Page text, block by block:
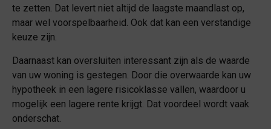
te zetten. Dat levert niet altijd de laagste maandlast op,
maar wel voorspelbaarheid. Ook dat kan een verstandige
keuze zijn.
Daarnaast kan oversluiten interessant zijn als de waarde
van uw woning is gestegen. Door die overwaarde kan uw
hypotheek in een lagere risicoklasse vallen, waardoor u
mogelijk een lagere rente krijgt. Dat voordeel wordt vaak
onderschat.